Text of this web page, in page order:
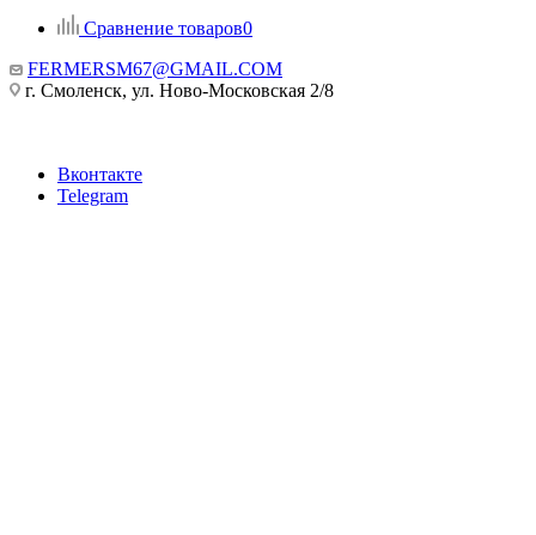
Сравнение товаров0
FERMERSM67@GMAIL.COM
г. Смоленск, ул. Ново-Московская 2/8
Вконтакте
Telegram